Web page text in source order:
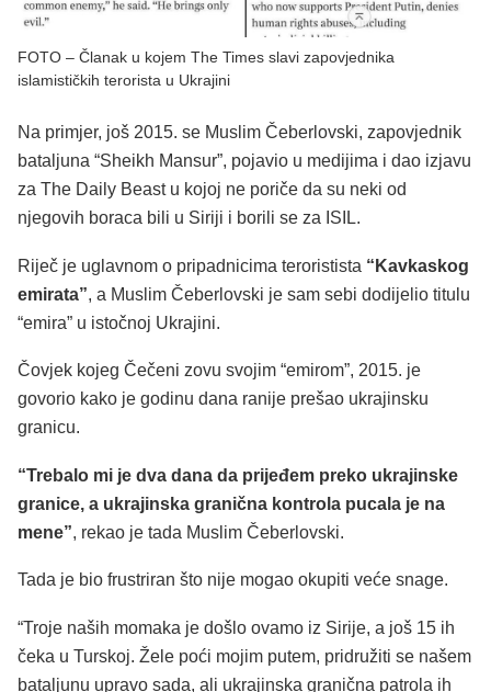
FOTO – Članak u kojem The Times slavi zapovjednika
islamističkih terorista u Ukrajini
Na primjer, još 2015. se Muslim Čeberlovski, zapovjednik
bataljuna “Sheikh Mansur”, pojavio u medijima i dao izjavu
za The Daily Beast u kojoj ne poriče da su neki od
njegovih boraca bili u Siriji i borili se za ISIL.
Riječ je uglavnom o pripadnicima teroristista “Kavkaskog
emirata”, a Muslim Čeberlovski je sam sebi dodijelio titulu
“emira” u istočnoj Ukrajini.
Čovjek kojeg Čečeni zovu svojim “emirom”, 2015. je
govorio kako je godinu dana ranije prešao ukrajinsku
granicu.
“Trebalo mi je dva dana da prijeđem preko ukrajinske
granice, a ukrajinska granična kontrola pucala je na
mene”, rekao je tada Muslim Čeberlovski.
Tada je bio frustriran što nije mogao okupiti veće snage.
“Troje naših momaka je došlo ovamo iz Sirije, a još 15 ih
čeka u Turskoj. Žele poći mojim putem, pridružiti se našem
bataljunu upravo sada, ali ukrajinska granična patrola ih